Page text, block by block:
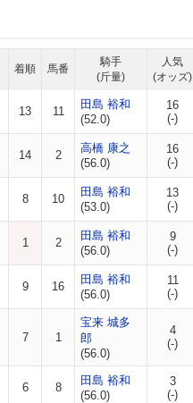
着順 馬番
騎手
(斤量)
人気
(オッズ)
13 11
田島 裕和
(52.0)
16
(-)
14 2
高橋 康之
(56.0)
16
(-)
8 10
田島 裕和
(53.0)
13
(-)
1 2
田島 裕和
(56.0)
9
(-)
9 16
田島 裕和
(56.0)
11
(-)
7 1
宝来 城多
郎
(56.0)
4
(-)
6 8
田島 裕和
(56.0)
3
(-)